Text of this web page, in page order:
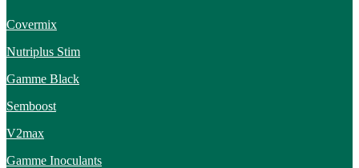
Covermix
Nutriplus Stim
Gamme Black
Semboost
V2max
Gamme Inoculants